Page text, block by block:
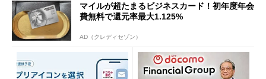
マイルが超たまるビジネスカード！初年度年会
費無料で還元率最大1.125%
AD（クレディセゾン）